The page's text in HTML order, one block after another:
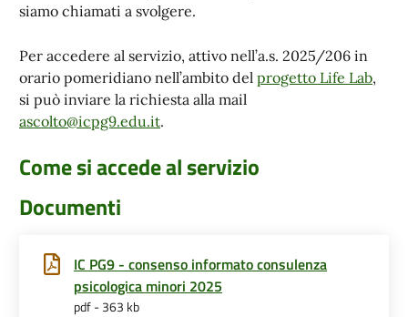
siamo chiamati a svolgere.
Per accedere al servizio, attivo nell’a.s. 2025/206 in
orario pomeridiano nell’ambito del progetto Life Lab,
si può inviare la richiesta alla mail
ascolto@icpg9.edu.it.
Come si accede al servizio
Documenti
IC PG9 - consenso informato consulenza
psicologica minori 2025
pdf - 363 kb